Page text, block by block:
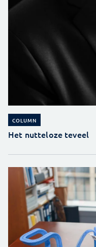
COLUMN
Het nutteloze teveel